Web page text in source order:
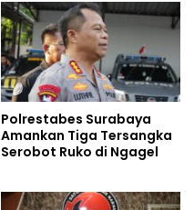
Polrestabes Surabaya
Amankan Tiga Tersangka
Serobot Ruko di Ngagel